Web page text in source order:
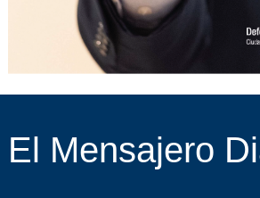
El Mensajero